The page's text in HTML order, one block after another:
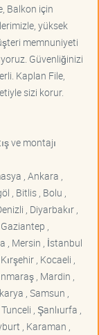
Balkon için
yüksek
memnuniyeti
Güvenliğinizi
Kaplan File,
sizi korur.
ve montajı
, Ankara ,
, Bitlis , Bolu ,
, Diyarbakır ,
,
, Mersin , İstanbul
, Kocaeli ,
, Mardin ,
, Samsun ,
, Şanlıurfa ,
, Karaman ,